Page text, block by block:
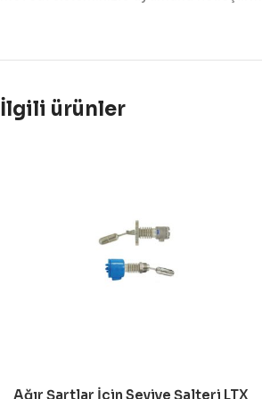
İlgili ürünler
Ağır Şartlar İçin Seviye Şalteri LTX